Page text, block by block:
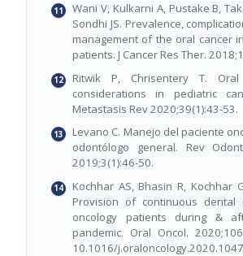
Wani V, Kulkarni A, Pustake B,
Sondhi JS. Prevalence,
management of the oral cancer
patients. J Cancer Res Ther.
Ritwik P, Chrisentery T.
considerations in pediatric
Metastasis Rev 2020;39(1):43-53.
Levano C. Manejo del paciente
odontólogo general. Rev
2019;3(1):46-50.
Kochhar AS, Bhasin R, Kochhar
Provision of continuous
oncology patients during &
pandemic. Oral Oncol.
10.1016/